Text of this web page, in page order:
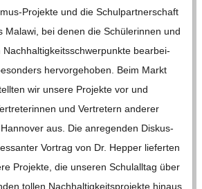
Pro­­jekte und die Schul­part­ner­schaft
Malawi, bei denen die Schü­le­rin­nen und
Nach­hal­tig­keits­schwer­punkte bear­bei­
her­vor­ge­ho­ben. Beim Markt
wir unsere Pro­jekte vor und
und Ver­tre­tern ande­rer
aus. Die anre­gen­den Dis­kus­
Vor­trag von Dr. Hep­per lie­fer­ten
Pro­jekte, die unse­ren Schul­all­tag über
tol­len Nach­hal­tig­keits­pro­jekte hin­aus